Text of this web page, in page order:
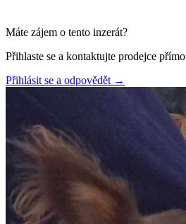
Máte zájem o tento inzerát?
Přihlaste se a kontaktujte prodejce přímo
Přihlásit se a odpovědět →